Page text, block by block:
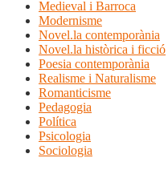
Medieval i Barroca
Modernisme
Novel.la contemporània
Novel.la històrica i ficció
Poesia contemporània
Realisme i Naturalisme
Romanticisme
Pedagogia
Política
Psicologia
Sociologia